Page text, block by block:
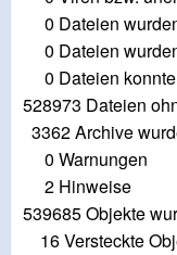
0 Dateien
0 Dateien
0 Dateien
528973 Dateien
3362 Archive
0 Warnungen
2 Hinweise
539685 Objekte
16 Versteckte